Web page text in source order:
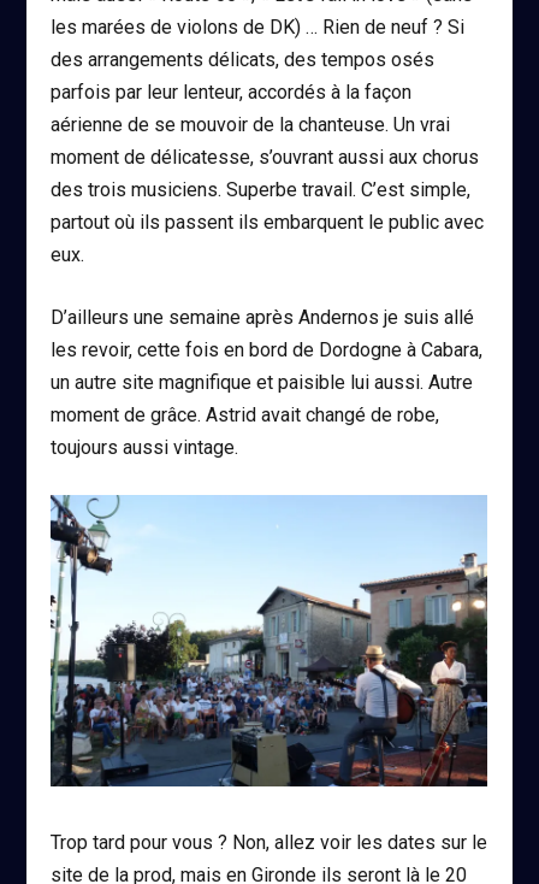
les marées de violons de DK) … Rien de neuf ? Si
des arrangements délicats, des tempos osés
parfois par leur lenteur, accordés à la façon
aérienne de se mouvoir de la chanteuse. Un vrai
moment de délicatesse, s’ouvrant aussi aux chorus
des trois musiciens. Superbe travail. C’est simple,
partout où ils passent ils embarquent le public avec
eux.
D’ailleurs une semaine après Andernos je suis allé
les revoir, cette fois en bord de Dordogne à Cabara,
un autre site magnifique et paisible lui aussi. Autre
moment de grâce. Astrid avait changé de robe,
toujours aussi vintage.
Trop tard pour vous ? Non, allez voir les dates sur le
site de la prod, mais en Gironde ils seront là le 20